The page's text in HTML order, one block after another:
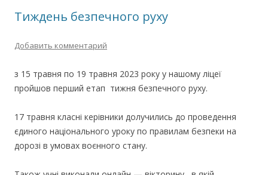
Тиждень безпечного руху
Добавить комментарий
з 15 травня по 19 травня 2023 року у нашому ліцеї
пройшов перший етап тижня безпечного руху.
17 травня класні керівники долучились до проведення
єдиного національного уроку по правилам безпеки на
дорозі в умовах воєнного стану.